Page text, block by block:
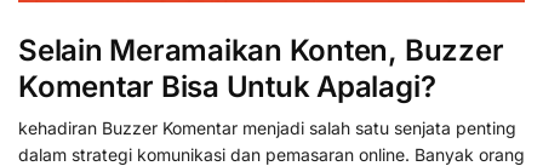
Selain Meramaikan Konten, Buzzer
Komentar Bisa Untuk Apalagi?
kehadiran Buzzer Komentar menjadi salah satu senjata penting
dalam strategi komunikasi dan pemasaran online. Banyak orang